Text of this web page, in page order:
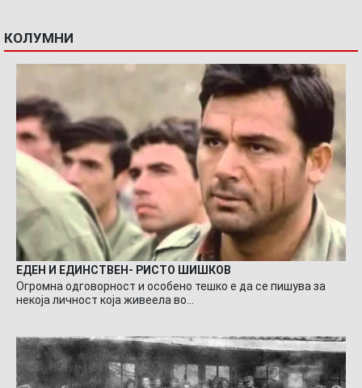
КОЛУМНИ
ЕДЕН И ЕДИНСТВЕН- РИСТО ШИШКОВ
Огромна одговорност и особено тешко е да се пишува за
некоја личност која живеела во…